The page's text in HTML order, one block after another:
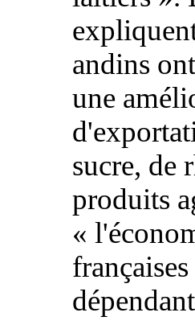
andins
une
sucre, de
produits
«